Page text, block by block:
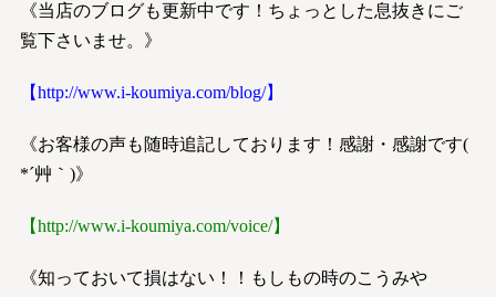
《当店のブログも更新中です！ちょっとした息抜きにご
覧下さいませ。》
【http://www.i-koumiya.com/blog/】
《お客様の声も随時追記しております！感謝・感謝です(
*´艸｀)》
【http://www.i-koumiya.com/voice/】
《知っておいて損はない！！もしもの時のこうみや